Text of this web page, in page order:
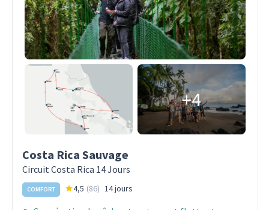
+4
Costa Rica Sauvage
Circuit Costa Rica 14 Jours
COMFORT 4,5 (86) 14 jours